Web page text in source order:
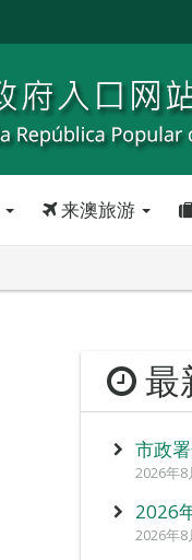
来澳旅游
最
市政
2026年8
2026
2026年8